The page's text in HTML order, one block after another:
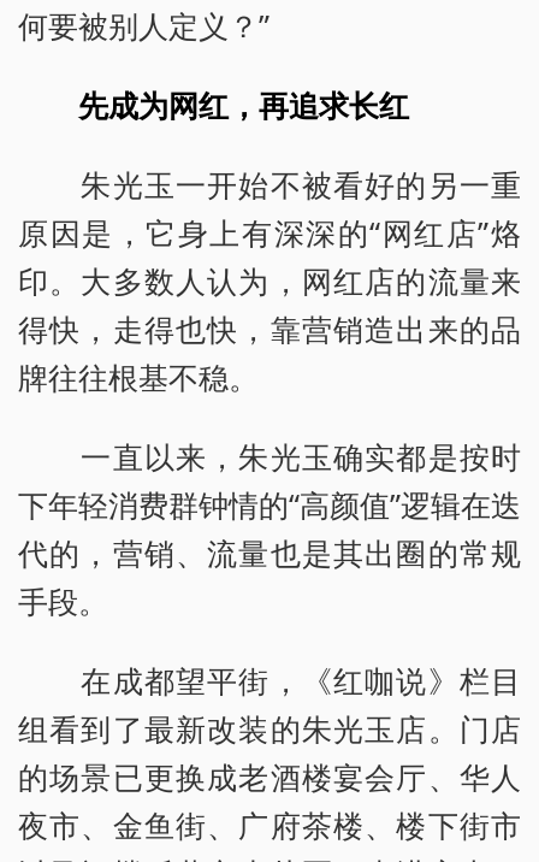
何要被别人定义？”
先成为网红，再追求长红
朱光玉一开始不被看好的另一重
原因是，它身上有深深的“网红店”烙
印。大多数人认为，网红店的流量来
得快，走得也快，靠营销造出来的品
牌往往根基不稳。
一直以来，朱光玉确实都是按时
下年轻消费群钟情的“高颜值”逻辑在迭
代的，营销、流量也是其出圈的常规
手段。
在成都望平街，《红咖说》栏目
组看到了最新改装的朱光玉店。门店
的场景已更换成老酒楼宴会厅、华人
夜市、金鱼街、广府茶楼、楼下街市